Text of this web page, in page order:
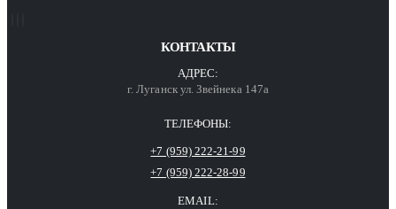
КОНТАКТЫ
АДРЕС:
г. Луганск ул. Звейнека 147а
ТЕЛЕФОНЫ:
+7 (959) 222-21-99
+7 (959) 222-28-99
EMAIL: